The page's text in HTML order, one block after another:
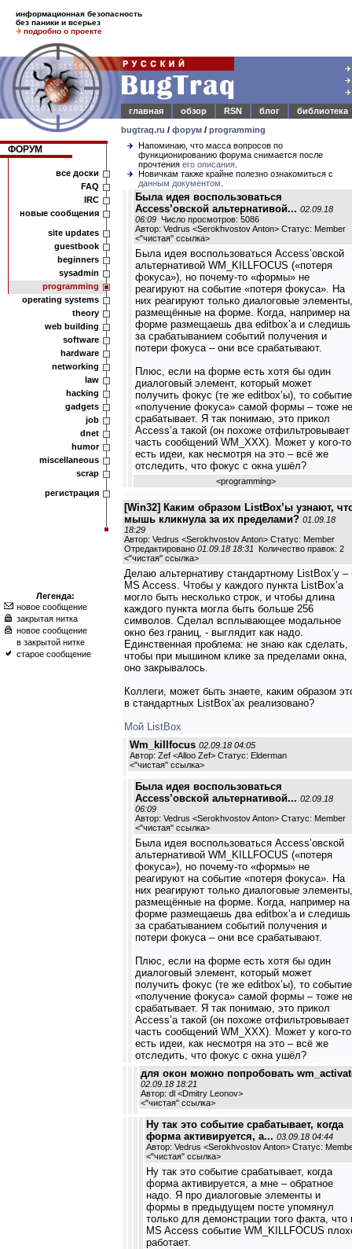
информационная безопасность
без паники и всерьез
подробно о проекте
главная
обзор RSN блог
библиотека
bugtraq.ru / форум / programming
ФОРУМ
все доски
FAQ
IRC
новые сообщения
site updates
guestbook
beginners
sysadmin
programming
operating systems
theory
web building
software
hardware
networking
law
hacking
gadgets
job
dnet
humor
miscellaneous
scrap
регистрация
Легенда:
новое сообщение
закрытая нитка
новое сообщение
в закрытой нитке
старое сообщение
Напоминаю, что масса вопросов по
функционированию форума снимается после
прочтения его описания
Новичкам также крайне полезно ознакомиться с
данным документом
Была идея воспользоваться
Access’овской альтернативой... 02.09.18
06:09 Число просмотров: 5086
Автор: Vedrus <Serokhvostov Anton> Статус: Member
<"чистая" ссылка>
Была идея воспользоваться Access’овской
альтернативой WM_KILLFOCUS («потеря
фокуса»), но почему-то «формы» не
реагируют на событие «потеря фокуса». На
них реагируют только диалоговые элементы,
размещённые на форме. Когда, например на
форме размещаешь два editbox’а и следишь
за срабатыванием событий получения и
потери фокуса – они все срабатывают.
Плюс, если на форме есть хотя бы один
диалоговый элемент, который может
получить фокус (те же editbox’ы), то событие
«получение фокуса» самой формы – тоже не
срабатывает. Я так понимаю, это прикол
Access’а такой (он похоже отфильтровывает
часть сообщений WM_XXX). Может у кого-то
есть идеи, как несмотря на это – всё же
отследить, что фокус с окна ушёл?
<programming>
[Win32] Каким образом ListBox’ы узнают,
мышь кликнула за их пределами? 01.09.18
18:29
Автор: Vedrus <Serokhvostov Anton> Статус: Member
Отредактировано 01.09.18 18:31 Количество правок: 2
<"чистая" ссылка>
Делаю альтернативу стандартному ListBox’у –
MS Access. Чтобы у каждого пункта ListBox’а
могло быть несколько строк, и чтобы длина
каждого пункта могла быть больше 256
символов. Сделал всплывающее модальное
окно без границ, - выглядит как надо.
Единственная проблема: не знаю как сделать,
чтобы при мышином клике за пределами окна,
оно закрывалось.
Коллеги, может быть знаете, каким образом
в стандартных ListBox’ах реализовано?
Мой ListBox
Wm_killfocus 02.09.18 04:05
Автор: Zef <Alloo Zef> Статус: Elderman
<"чистая" ссылка>
Была идея воспользоваться
Access’овской альтернативой... 02.09.18
06:09
Автор: Vedrus <Serokhvostov Anton> Статус: Member
<"чистая" ссылка>
Была идея воспользоваться Access’овской
альтернативой WM_KILLFOCUS («потеря
фокуса»), но почему-то «формы» не
реагируют на событие «потеря фокуса». На
них реагируют только диалоговые элементы,
размещённые на форме. Когда, например на
форме размещаешь два editbox’а и следишь
за срабатыванием событий получения и
потери фокуса – они все срабатывают.
Плюс, если на форме есть хотя бы один
диалоговый элемент, который может
получить фокус (те же editbox’ы), то событие
«получение фокуса» самой формы – тоже не
срабатывает. Я так понимаю, это прикол
Access’а такой (он похоже отфильтровывает
часть сообщений WM_XXX). Может у кого-то
есть идеи, как несмотря на это – всё же
отследить, что фокус с окна ушёл?
для окон можно попробовать
02.09.18 18:21
Автор: dl <Dmitry Leonov>
<"чистая" ссылка>
Ну так это событие срабатывает, когда
форма активируется, а... 03.09.18 04:44
Автор: Vedrus <Serokhvostov Anton> Статус:
<"чистая" ссылка>
Ну так это событие срабатывает, когда
форма активируется, а мне – обратное
надо. Я про диалоговые элементы и
формы в предыдущем посте упомянул
только для демонстрации того факта, что
MS Access событие WM_KILLFOCUS
работает.